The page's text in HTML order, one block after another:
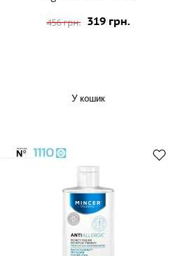
456 грн. 319 грн.
У кошик